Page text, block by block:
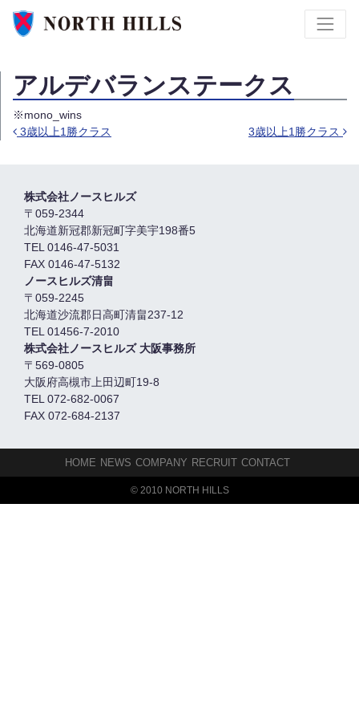
アルデバランステークス
※mono_wins
3歳以上1勝クラス 3歳以上1勝クラス
株式会社ノースヒルズ
〒059-2344
北海道新冠郡新冠町字美宇198番5
TEL 0146-47-5031
FAX 0146-47-5132
ノースヒルズ清畠
〒059-2245
北海道沙流郡日高町清畠237-12
TEL 01456-7-2010
株式会社ノースヒルズ 大阪事務所
〒569-0805
大阪府高槻市上田辺町19-8
TEL 072-682-0067
FAX 072-684-2137
HOME NEWS COMPANY RECRUIT CONTACT
© 2010 NORTH HILLS